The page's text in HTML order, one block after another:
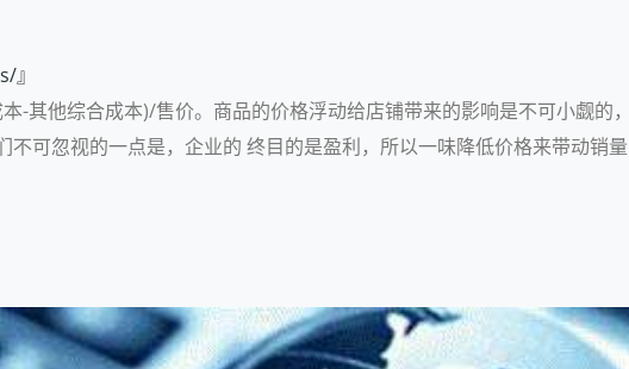
』
本-其他综合成本)/售价。商品的价格浮动给店铺带来的影响是不可小觑的
不可忽视的一点是，企业的 终目的是盈利，所以一味降低价格来带动销